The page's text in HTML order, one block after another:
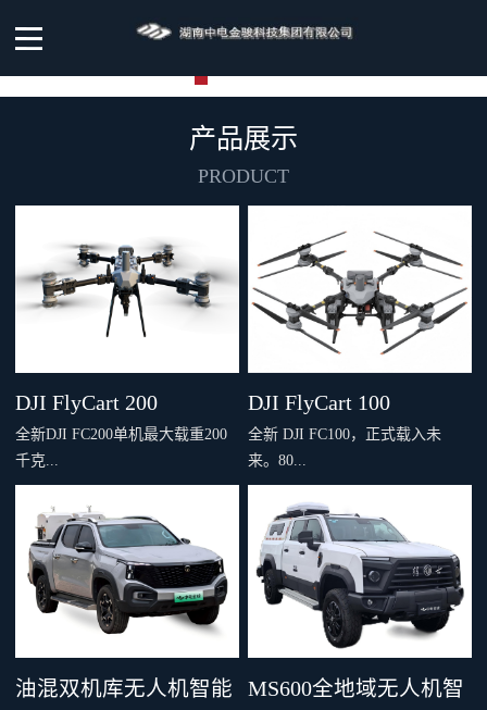
产品展示
PRODUCT
DJI FlyCart 200
全新DJI FC200单机最大载重200
千克...
，四机协同最大载重 600 千克。
支持双电和四电两种模式，还可
灵活选择旗舰空吊和 DL200 吊运
系统。支持40公里O4图传，远距
对复杂环境。双PSDK接口，支持
DJI FlyCart 100
全新 DJI FC100，正式载入未
来。80...
千克旗舰级载重，支持两种负载
系统，搭配丰富生态应用，重新
定义专业运载、突破更多场景界
限。智能安全系统与防护性能，
从容应对复杂场最全大候运输。
油混双机库无人机智能
MS600全地域无人机智